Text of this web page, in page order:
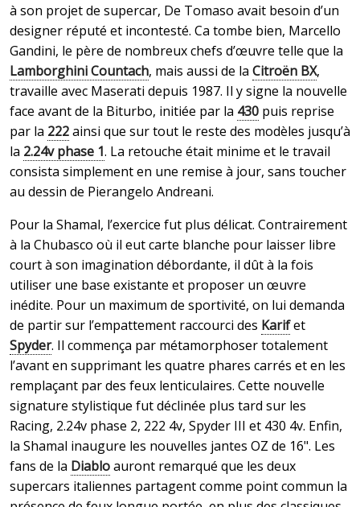
à son projet de supercar, De Tomaso avait besoin d’un
designer réputé et incontesté. Ca tombe bien, Marcello
Gandini, le père de nombreux chefs d’œuvre telle que la
Lamborghini Countach, mais aussi de la Citroën BX,
travaille avec Maserati depuis 1987. Il y signe la nouvelle
face avant de la Biturbo, initiée par la 430 puis reprise
par la 222ainsi que sur tout le reste des modèles jusqu’à
la 2.24v phase 1. La retouche était minime et le travail
consista simplement en une remise à jour, sans toucher
au dessin de Pierangelo Andreani.
Pour la Shamal, l’exercice fut plus délicat. Contrairement
à la Chubasco où il eut carte blanche pour laisser libre
court à son imagination débordante, il dût à la fois
utiliser une base existante et proposer un œuvre
inédite. Pour un maximum de sportivité, on lui demanda
de partir sur l’empattement raccourci des Karifet
Spyder. Il commença par métamorphoser totalement
l’avant en supprimant les quatre phares carrés et en les
remplaçant par des feux lenticulaires. Cette nouvelle
signature stylistique fut déclinée plus tard sur les
Racing, 2.24v phase 2, 222 4v, Spyder III et 430 4v. Enfin,
la Shamal inaugure les nouvelles jantes OZ de 16". Les
fans de la Diabloauront remarqué que les deux
supercars italiennes partagent comme point commun la